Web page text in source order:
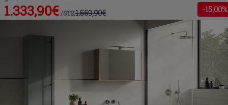
1.333,90€ /STK1.569,90€ -15,00%